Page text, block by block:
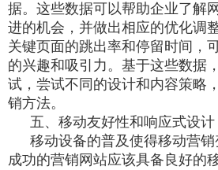
据。这些数据可以帮助企业了解
进的机会，并做出相应的优化调
关键页面的跳出率和停留时间，
的兴趣和吸引力。基于这些数据
试，尝试不同的设计和内容策略
销方法。
五、移动友好性和响应式设计
移动设备的普及使得移动营
成功的营销网站应该具备良好的